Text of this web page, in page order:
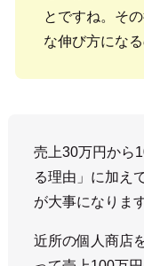
とですね。そ
な伸び方にな
売上30万円から
る理由」に加え
が大事になります
近所の個人商店